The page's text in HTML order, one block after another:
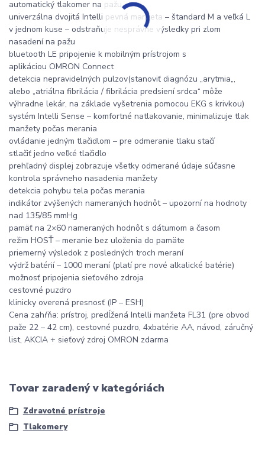
automatický tlakomer na pažu
univerzálna dvojitá Intelli pevná manžeta – štandard M a veľká L
v jednom kuse – odstraňuje nesprávne výsledky pri zlom
nasadení na pažu
bluetooth LE pripojenie k mobilným prístrojom s
aplikáciou OMRON Connect
detekcia nepravidelných pulzov(stanoviť diagnózu „arytmia„,
alebo „atriálna fibrilácia / fibrilácia predsiení srdca“ môže
výhradne lekár, na základe vyšetrenia pomocou EKG s krivkou)
systém Intelli Sense – komfortné natlakovanie, minimalizuje tlak
manžety počas merania
ovládanie jedným tlačidlom – pre odmeranie tlaku stačí
stlačiť jedno veľké tlačidlo
prehľadný displej zobrazuje všetky odmerané údaje súčasne
kontrola správneho nasadenia manžety
detekcia pohybu tela počas merania
indikátor zvýšených nameraných hodnôt – upozorní na hodnoty
nad 135/85 mmHg
pamäť na 2×60 nameraných hodnôt s dátumom a časom
režim HOSŤ – meranie bez uloženia do pamäte
priemerný výsledok z posledných troch meraní
výdrž batérií – 1000 meraní (platí pre nové alkalické batérie)
možnosť pripojenia sieťového zdroja
cestovné puzdro
klinicky overená presnosť (IP – ESH)
Cena zahŕňa: prístroj, predĺžená Intelli manžeta FL31 (pre obvod
paže 22 – 42 cm), cestovné puzdro, 4xbatérie AA, návod, záručný
list, AKCIA + sieťový zdroj OMRON zdarma
Tovar zaradený v kategóriách
Zdravotné prístroje
Tlakomery